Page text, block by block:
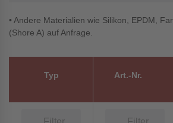
• Andere Materialien wie Silikon, EPDM,
(Shore A) auf Anfrage.
Typ Art.-Nr.